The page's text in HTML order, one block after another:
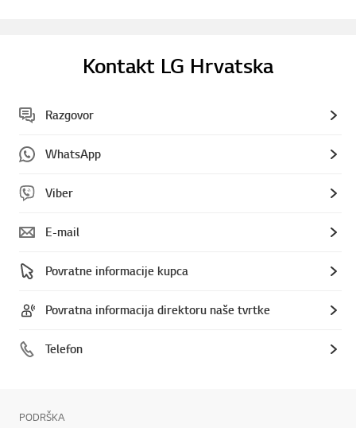
Kontakt LG Hrvatska
Razgovor
WhatsApp
Viber
E-mail
Povratne informacije kupca
Povratna informacija direktoru naše tvrtke
Telefon
PODRŠKA